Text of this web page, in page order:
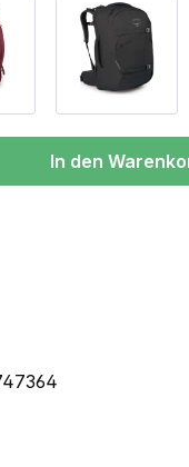
Wert ein oder
In den